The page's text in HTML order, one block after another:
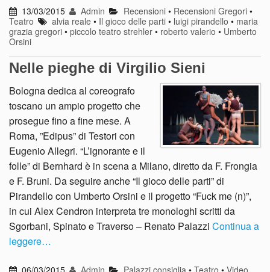
13/03/2015 Admin Recensioni• Recensioni Gregori•
Teatro
alvia reale • Il gioco delle parti • luigi pirandello • maria
grazia gregori • piccolo teatro strehler • roberto valerio • Umberto
Orsini
Nelle pieghe di Virgilio Sieni
Bologna dedica al coreografo
toscano un ampio progetto che
prosegue fino a fine mese. A
Roma, ”Edipus” di Testori con
Eugenio Allegri. “L’ignorante e il
folle” di Bernhard è in scena a Milano, diretto da F. Frongia
e F. Bruni. Da seguire anche “Il gioco delle parti” di
Pirandello con Umberto Orsini e il progetto “Fuck me (n)”,
in cui Alex Cendron interpreta tre monologhi scritti da
Sgorbani, Spinato e Traverso – Renato Palazzi Continua a
leggere…
06/03/2015 Admin Palazzi consiglia • Teatro • Video